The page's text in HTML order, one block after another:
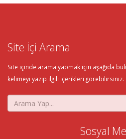
Site İçi Arama
Site içinde arama yapmak için aşağıda
kelimeyi yazıp ilgili içerikleri görebilirsiniz.
Sosyal